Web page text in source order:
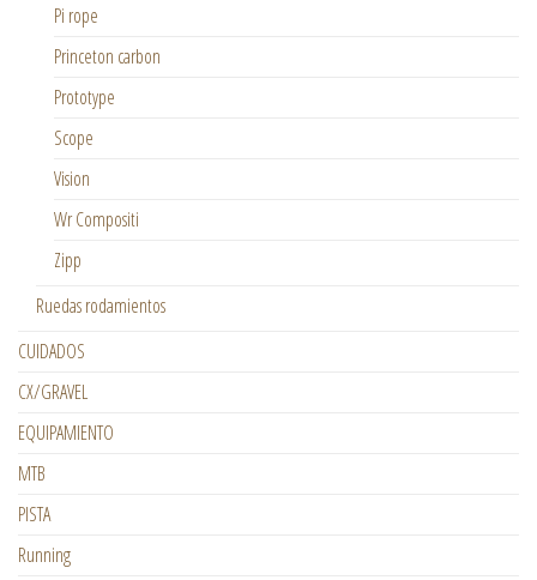
Pi rope
Princeton carbon
Prototype
Scope
Vision
Wr Compositi
Zipp
Ruedas rodamientos
CUIDADOS
CX/GRAVEL
EQUIPAMIENTO
MTB
PISTA
Running